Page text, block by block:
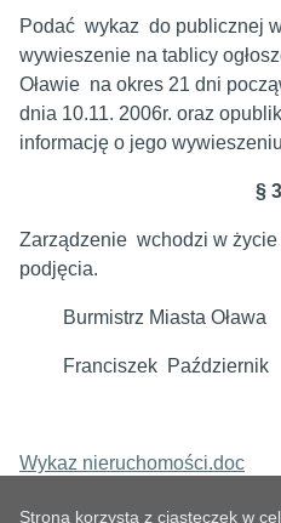
Podać wykaz do publicznej
wywieszenie na tablicy
Oławie na okres 21 dni
dnia 10.11. 2006r. oraz
informację o
§
Zarządzenie wchodzi w życie
Burmistrz Miasta Oława
Franciszek Październik
Wykaz nieruchomości.doc
Strona korzysta z ciasteczek w